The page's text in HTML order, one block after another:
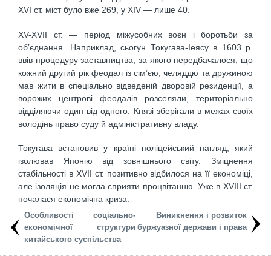
XVI ст. міст було вже 269, у XIV — лише 40.
XV-XVII ст. — період міжусобних воєн і боротьби за
об’єднання. Наприклад, сьогун Токугава-Іеясу в 1603 р.
ввів процедуру заставництва, за якого передбачалося, що
кожний другий рік феодал із сім’єю, челяддю та дружиною
мав жити в спеціально відведеній дворовій резиденції, а
ворожих центрові феодалів розселяли, територіально
відділяючи один від одного. Князі зберігали в межах своїх
володінь право суду й адміністративну владу.
Токугава встановив у країні поліцейський нагляд, який
ізолював Японію від зовнішнього світу. Зміцнення
стабільності в XVII ст. позитивно відбилося на її економіці,
але ізоляція не могла сприяти процвітанню. Уже в XVIII ст.
почалася економічна криза.
Особливості соціально-
економічної структури
китайського суспільства
Виникнення і розвиток
буржуазної держави і права